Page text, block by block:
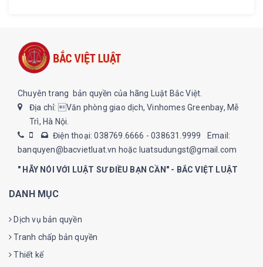
Chuyên trang bản quyền của hãng Luật Bắc Việt.
Địa chỉ: Văn phòng giao dịch, Vinhomes Greenbay, Mễ
Trì, Hà Nội.
Điện thoại: 038769.6666 - 038631.9999
Email:
banquyen@bacvietluat.vn hoặc luatsudungst@gmail.com
" HÃY NÓI VỚI LUẬT SƯ ĐIỀU BẠN CẦN" - BẮC VIỆT LUẬT
DANH MỤC
Dịch vụ bản quyền
Tranh chấp bản quyền
Thiết kế